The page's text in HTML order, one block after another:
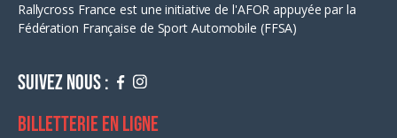
Rallycross France est une initiative de l'AFOR appuyée par la
Fédération Française de Sport Automobile (FFSA)
Suivez nous :
Billetterie en ligne